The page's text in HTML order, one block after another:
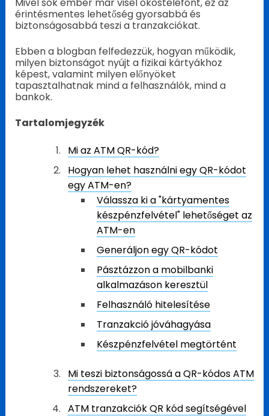
érintésmentes lehetőség gyorsabbá és
biztonságosabbá teszi a tranzakciókat.
Ebben a blogban felfedezzük, hogyan működik,
milyen biztonságot nyújt a fizikai kártyákhoz
képest, valamint milyen előnyöket
tapasztalhatnak mind a felhasználók, mind a
bankok.
Tartalomjegyzék
Mi az ATM QR-kód?
Hogyan lehet használni egy QR-kódot
egy ATM-en?
Válassza ki a "kártyamentes
készpénzfelvétel" lehetőséget az
ATM-en
Generáljon egy QR-kódot
Pásztázzon a mobilbanki
alkalmazáson keresztül
Felhasználó hitelesítése
Tranzakció jóváhagyása
Készpénzfelvétel megtörtént
Mi teszi biztonságossá a QR-kódos ATM
rendszereket?
ATM tranzakciók QR kód segítségével